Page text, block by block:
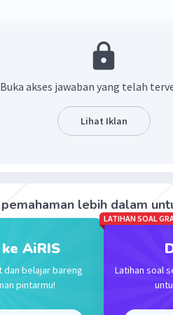
Community Level 25
( Balas
Buka akses jawaban yang telah
Lihat Iklan
lebih dalam
AiRIS
dan belajar bareng
pintarmu!
LATIHAN SOAL
Latihan soal